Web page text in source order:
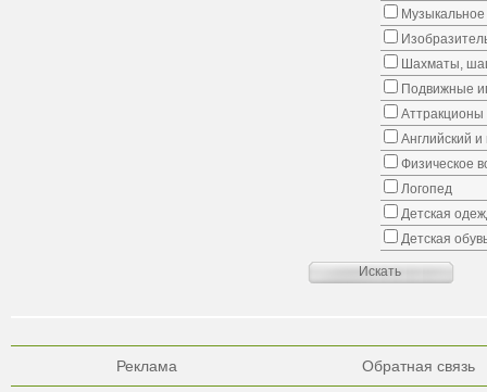
Шахматы,
Подвижные
Аттракционы
Английский
Физическое
Логопед
Детская
Детская
Реклама Обратная связь